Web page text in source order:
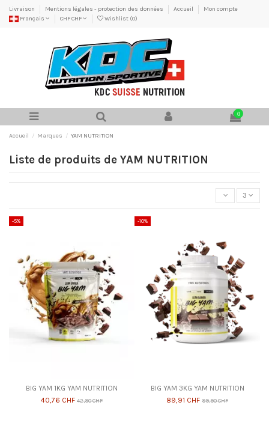
Livraison Mentions légales - protection des données Accueil
Mon compte
Français
CHF CHF Wishlist (0)
0
Accueil Marques YAM NUTRITION
Liste de produits de YAM NUTRITION
3
-5%
BIG YAM 1KG YAM NUTRITION
40,76 CHF 42,90 CHF
-10%
BIG YAM 3KG YAM NUTRITION
89,91 CHF 99,90 CHF